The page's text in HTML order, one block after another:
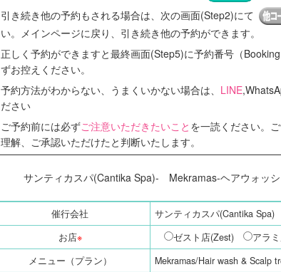
引き続き他の予約もされる場合は、次の画面(Step2)にて
い。メインページに戻り、引き続き他の予約ができます。
正しく予約ができますと最終画面(Step5)に予約番号（Booking
ずお控えください。
予約方法がわからない、うまくいかない場合は、 LINE
ださい
ご予約前には必ずご注意いただきたいこと を一読ください。
理解、ご承認いただけたと判断いたします。
サンティカスパ(Cantika Spa)- Mekramas-ヘアウォッ
催行会社
サンティカスパ(Cantika Spa)
お店※ ゼスト店(Zest)
アラ
メニュー（プラン）
Mekramas/Hair wash & Scalp